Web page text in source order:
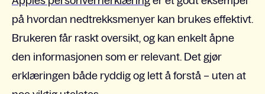
på hvordan nedtrekksmenyer kan brukes effektivt.
Brukeren får raskt oversikt, og kan enkelt åpne
den informasjonen som er relevant. Det gjør
erklæringen både ryddig og lett å forstå – uten at